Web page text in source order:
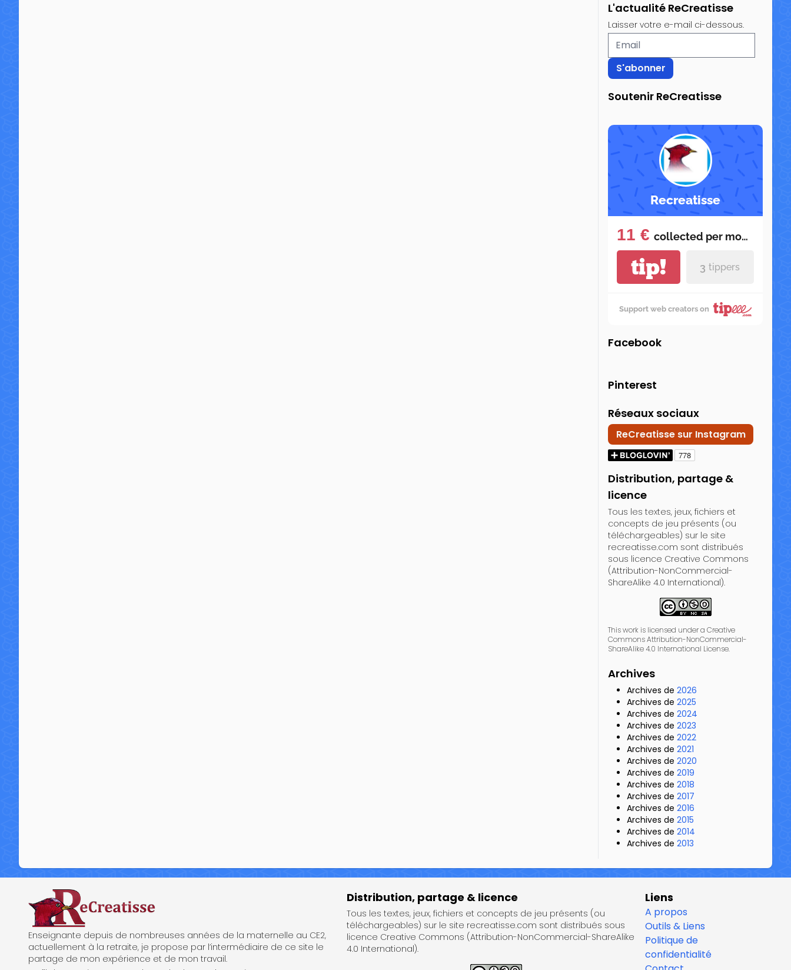
L'actualité ReCreatisse
Laisser votre e-mail ci-dessous.
Soutenir ReCreatisse
Recreatisse
11 € collected per month
tip! 3 tippers
Support web creators on
Facebook
Pinterest
Réseaux sociaux
ReCreatisse sur Instagram
Distribution, partage &
licence
Tous les textes, jeux, fichiers et
concepts de jeu présents (ou
téléchargeables) sur le site
recreatisse.com sont distribués
sous licence Creative Commons
(Attribution-NonCommercial-
ShareAlike 4.0 International).
This work is licensed under a Creative
Commons Attribution-NonCommercial-
ShareAlike 4.0 International License.
Archives
Archives de 2026
Archives de 2025
Archives de 2024
Archives de 2023
Archives de 2022
Archives de 2021
Archives de 2020
Archives de 2019
Archives de 2018
Archives de 2017
Archives de 2016
Archives de 2015
Archives de 2014
Archives de 2013
ReCreatisse
Enseignante depuis de nombreuses années de la maternelle au CE2,
actuellement à la retraite, je propose par l’intermédiaire de ce site le
partage de mon expérience et de mon travail.
Distribution, partage & licence
Tous les textes, jeux, fichiers et concepts de jeu présents (ou
téléchargeables) sur le site recreatisse.com sont distribués sous
licence Creative Commons (Attribution-NonCommercial-ShareAlike
4.0 International).
Liens
A propos
Outils & Liens
Politique de
confidentialité